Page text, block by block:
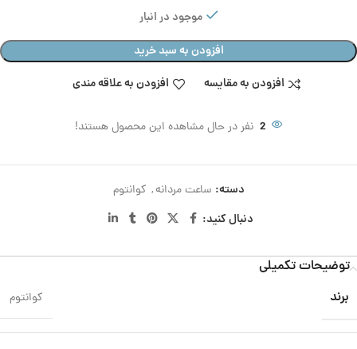
موجود در انبار
افزودن به سبد خرید
افزودن به مقایسه
افزودن به علاقه مندی
2 نفر در حال مشاهده این محصول هستند!
دسته: ساعت مردانه, کوانتوم
دنبال کنید:
توضیحات تکمیلی
برند
کوانتوم